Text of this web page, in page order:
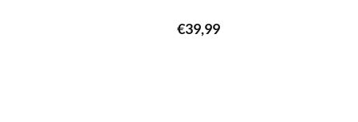
€39,99